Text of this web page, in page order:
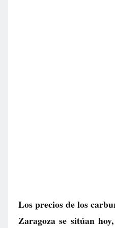
Los precios de los
Zaragoza se sitúan